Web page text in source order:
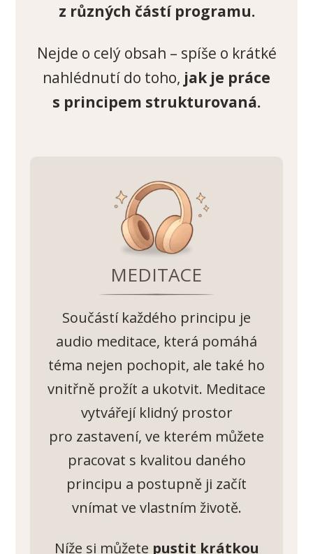
z různých částí programu.
Nejde o celý obsah – spíše o krátké
nahlédnutí do toho, jak je práce
s principem strukturovaná.
MEDITACE
Součástí každého principu je
audio meditace, která pomáhá
téma nejen pochopit, ale také ho
vnitřně prožít a ukotvit. Meditace
vytvářejí klidný prostor
pro zastavení, ve kterém můžete
pracovat s kvalitou daného
principu a postupně ji začít
vnímat ve vlastním životě.
Níže si můžete pustit krátkou